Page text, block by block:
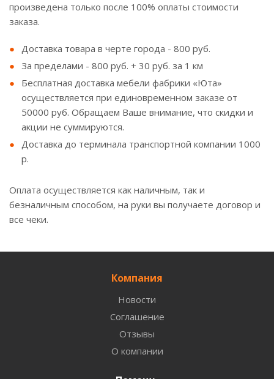
произведена только после 100% оплаты стоимости
заказа.
Доставка товара в черте города - 800 руб.
За пределами - 800 руб. + 30 руб. за 1 км
Бесплатная доставка мебели фабрики «Юта»
осуществляется при единовременном заказе от
50000 руб. Обращаем Ваше внимание, что скидки и
акции не суммируются.
Доставка до терминала транспортной компании 1000
р.
Оплата осуществляется как наличным, так и
безналичным способом, на руки вы получаете договор и
все чеки.
Компания
Новости
Соглашение
Отзывы
О компании